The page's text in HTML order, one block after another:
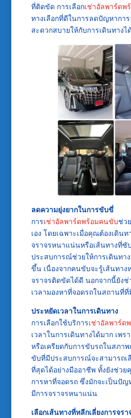
ที่ติดขัด การเลือกเช่าอัลพาร์ดพ
ทางเลือกที่ดีในการลดปัญหากา
สะดวกสบายให้กับการเดินทางไ
ลดความยุ่งยากในการขับขี่
การเช่าอัลพาร์ดพร้อมคนขับช่ว
เอง โดยเฉพาะเมื่อคุณต้องเดิน
จราจรหนาแน่นหรือเส้นทางที่
ประสบการณ์ช่วยให้การเดินทา
ขึ้น เนื่องจากคนขับจะรู้เส้นทาง
จราจรติดขัดได้ดี นอกจากนี้ยังช่
เวลามองหาที่จอดรถในสถานที่
ประหยัดเวลาในการเดินทาง
การเลือกใช้บริการเช่าอัลพาร์ด
เวลาในการเดินทางได้มาก เพร
หรือเครียดกับการขับรถในสภา
ขับที่มีประสบการณ์จะสามารถเ
ที่สุดได้อย่างมืออาชีพ ทั้งยังช่วย
การหาที่จอดรถ ซึ่งมักจะเป็นปั
มีการจราจรหนาแน่น
เลือกเส้นทางที่หลีกเลี่ยงการจรา